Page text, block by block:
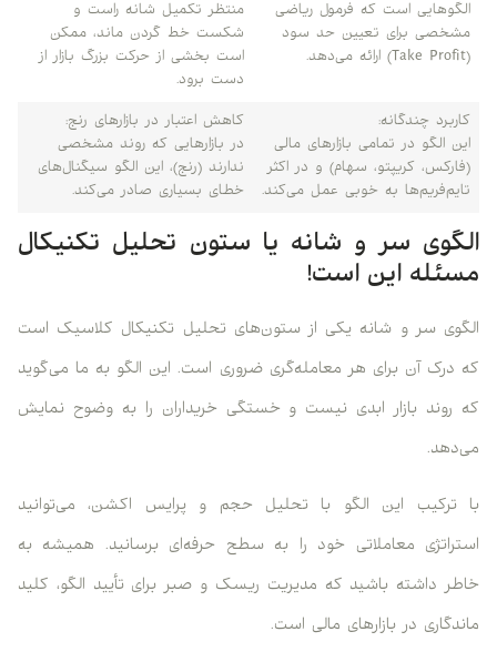
الگوهایی است که فرمول ریاضی
مشخصی برای تعیین حد سود
(Take Profit) ارائه می‌دهد.
منتظر تکمیل شانه راست و
شکست خط گردن ماند، ممکن
است بخشی از حرکت بزرگ بازار از
دست برود.
کاربرد چندگانه:
این الگو در تمامی بازارهای مالی
(فارکس، کریپتو، سهام) و در اکثر
تایم‌فریم‌ها به خوبی عمل می‌کند.
کاهش اعتبار در بازارهای رنج:
در بازارهایی که روند مشخصی
ندارند (رنج)، این الگو سیگنال‌های
خطای بسیاری صادر می‌کند.
الگوی سر و شانه یا ستون تحلیل تکنیکال
مسئله این است!
الگوی سر و شانه یکی از ستون‌های تحلیل تکنیکال کلاسیک است
که درک آن برای هر معامله‌گری ضروری است. این الگو به ما می‌گوید
که روند بازار ابدی نیست و خستگی خریداران را به وضوح نمایش
می‌دهد.
با ترکیب این الگو با تحلیل حجم و پرایس اکشن، می‌توانید
استراتژی معاملاتی خود را به سطح حرفه‌ای برسانید. همیشه به
خاطر داشته باشید که مدیریت ریسک و صبر برای تأیید الگو، کلید
ماندگاری در بازارهای مالی است.